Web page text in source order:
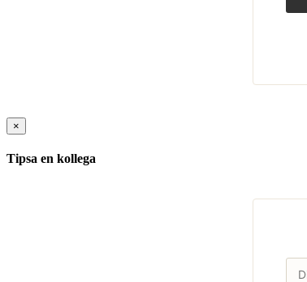
×
Tipsa en kollega